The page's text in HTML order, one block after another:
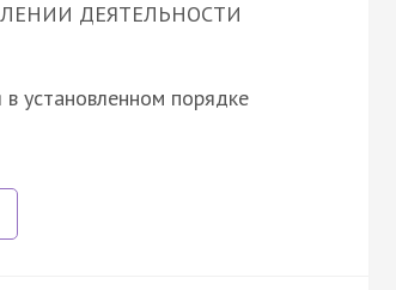
ДЕЯТЕЛЬНОСТИ
установленном порядке